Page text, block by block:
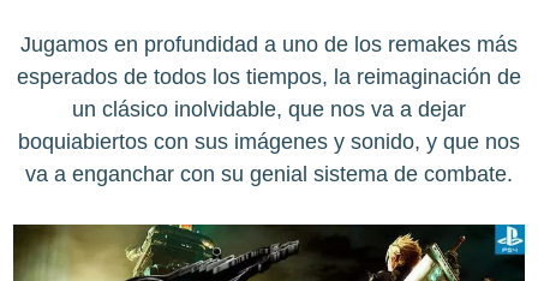
Jugamos en profundidad a uno de los remakes más
esperados de todos los tiempos, la reimaginación de
un clásico inolvidable, que nos va a dejar
boquiabiertos con sus imágenes y sonido, y que nos
va a enganchar con su genial sistema de combate.